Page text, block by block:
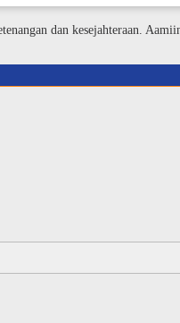
dan kesejahteraan.